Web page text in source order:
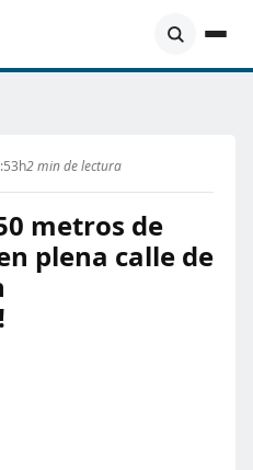
2 min de lectura
metros de
plena calle de